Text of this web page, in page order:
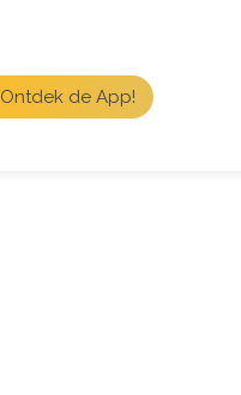
Ontdek de App!